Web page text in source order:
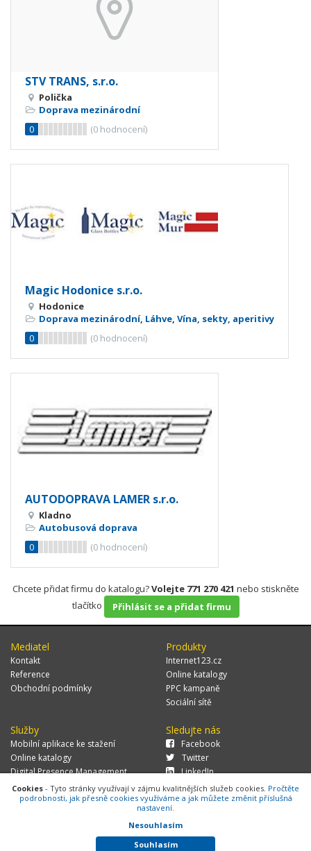
STV TRANS, s.r.o.
Polička
Doprava mezinárodní
0
(0 hodnocení)
Magic Hodonice s.r.o.
Hodonice
Doprava mezinárodní, Láhve, Vína, sekty, aperitivy
0
(0 hodnocení)
AUTODOPRAVA LAMER s.r.o.
Kladno
Autobusová doprava
0
(0 hodnocení)
Chcete přidat firmu do katalogu?Volejte 771 270 421 nebo stiskněte
tlačítko
Přihlásit se a přidat firmu
Mediatel
Kontakt
Reference
Obchodní podmínky
Produkty
Internet123.cz
Online katalogy
PPC kampaně
Sociální sítě
Služby
Mobilní aplikace ke stažení
Online katalogy
Digital Presence Management
Více zákazníků
Sledujte nás
Facebook
Twitter
LinkedIn
© 2026 MEDIATEL CZ, s.r.o.,Za Potokem 46/4, 106 00 Praha 10, tel.:
+420 771 270 421, verze 1.29.0.143,
Cookies
Cookies - Tyto stránky využívají v zájmu kvalitnějších služeb cookies. Pročtěte
podrobnosti, jak přesně cookies využíváme a jak můžete změnit příslušná
nastavení.
Nesouhlasím
Souhlasím